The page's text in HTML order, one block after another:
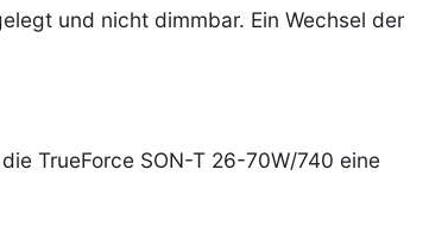
und nicht dimmbar. Ein Wechsel der
TrueForce SON-T 26-70W/740 eine